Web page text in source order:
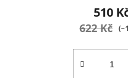
510
622 Kč